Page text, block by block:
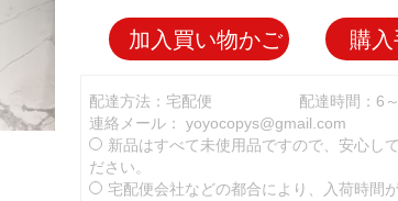
加入買い物かご 購
配達方法：宅配便
配達時間：6
連絡メール： yoyocopys@gmail.com
新品はすべて未使用品ですので、安心し
ださい。
宅配便会社などの都合により、入荷時間